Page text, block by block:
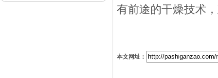
有前途的干燥技术
本文网址：